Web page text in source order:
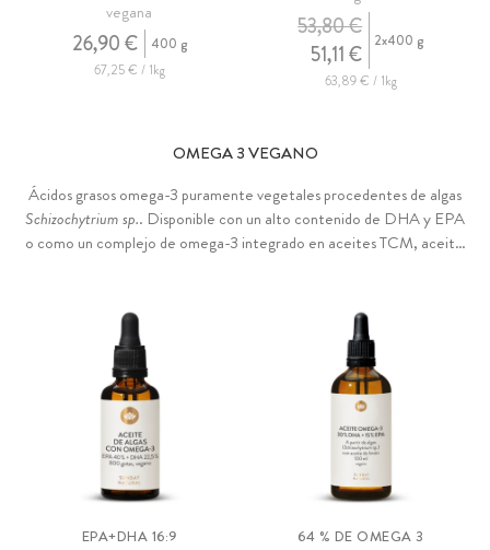
vegana
26,90 €
400 g
67,25 € / 1kg
51,11 €
53,80 € 2x400 g
63,89 € / 1kg
OMEGA 3 VEGANO
Ácidos grasos omega-3 puramente vegetales procedentes de algas
Schizochytrium sp.. Disponible con un alto contenido de DHA y EPA
o como un complejo de omega-3 integrado en aceites TCM, aceite
GLA y ácido oleico. En cápsulas blandas de tapioca de alta pureza, sin
EPA+DHA 16:9 64 % DE OMEGA 3